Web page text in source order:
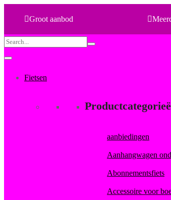
Groot aanbod
Search
for:
Fietsen
aanbiedingen
Aanhangwagen
Abonnementsfiets
Accessoire voor